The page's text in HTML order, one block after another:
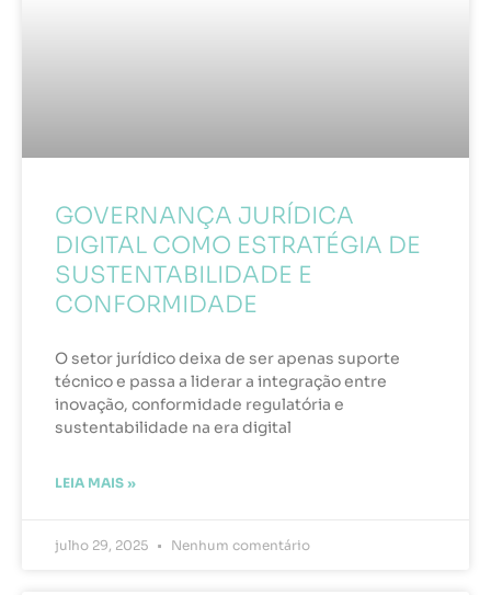
GOVERNANÇA JURÍDICA
DIGITAL COMO ESTRATÉGIA DE
SUSTENTABILIDADE E
CONFORMIDADE
O setor jurídico deixa de ser apenas suporte
técnico e passa a liderar a integração entre
inovação, conformidade regulatória e
sustentabilidade na era digital
LEIA MAIS »
julho 29, 2025 Nenhum comentário